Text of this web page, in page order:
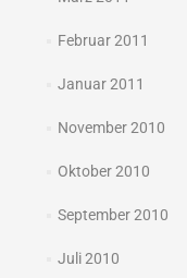
Februar 2011
Januar 2011
November 2010
Oktober 2010
September 2010
Juli 2010